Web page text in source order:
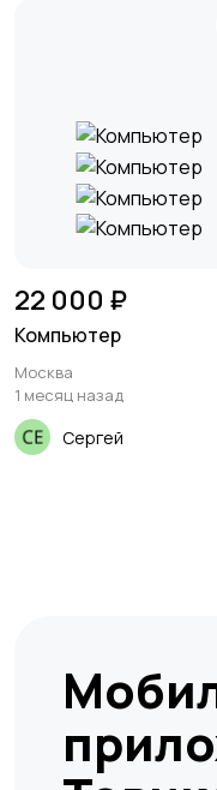
22 000 ₽
Компьютер
Москва
1 месяц назад
Сергей